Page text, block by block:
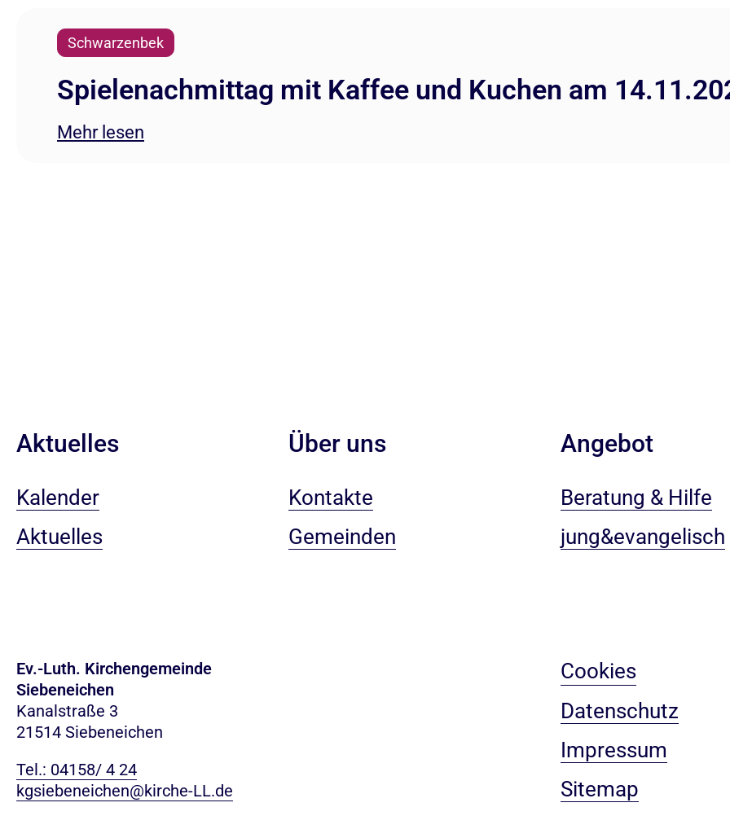
Schwarzenbek
Spielenachmittag mit Kaffee und Kuchen am
Mehr lesen
Aktuelles
Kalender
Aktuelles
Über uns
Kontakte
Gemeinden
Angebot
Beratung & Hilfe
jung&evangelisch
Ev.-Luth. Kirchengemeinde
Siebeneichen
Kanalstraße 3
21514 Siebeneichen
Tel.: 04158/ 4 24
kgsiebeneichen@kirche-LL.de
Cookies
Datenschutz
Impressum
Sitemap